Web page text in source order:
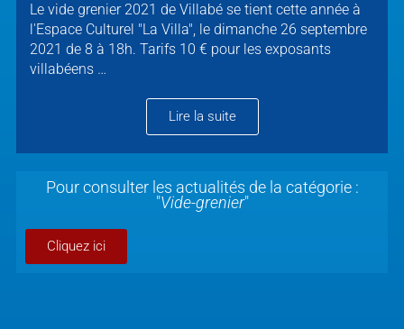
Le vide grenier 2021 de Villabé se tient cette année à
l'Espace Culturel "La Villa", le dimanche 26 septembre
2021 de 8 à 18h. Tarifs 10 € pour les exposants
villabéens …
Lire la suite
Pour consulter les actualités de la catégorie :
"Vide-grenier"
Cliquez ici